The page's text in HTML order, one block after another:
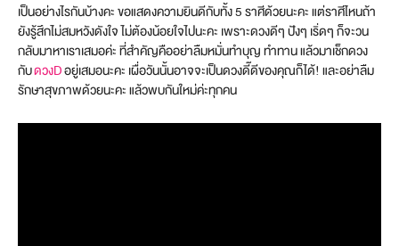
เป็นอย่างไรกันบ้างคะ ขอแสดงความยินดีกับทั้ง 5 ราศีด้วยนะคะ แต่ราศีไหนถ้า
ยังรู้สึกไม่สมหวังดังใจ ไม่ต้องน้อยใจไปนะคะ เพราะดวงดีๆ ปังๆ เริ่ดๆ ก็จะวน
กลับมาหาเราเสมอค่ะ ที่สำคัญคืออย่าลืมหมั่นทำบุญ ทำทาน แล้วมาเช็กดวง
กับดวงDอยู่เสมอนะคะ เผื่อวันนั้นอาจจะเป็นดวงดี๊ดีของคุณก็ได้! และอย่าลืม
รักษาสุขภาพด้วยนะคะ แล้วพบกันใหม่ค่ะทุกคน